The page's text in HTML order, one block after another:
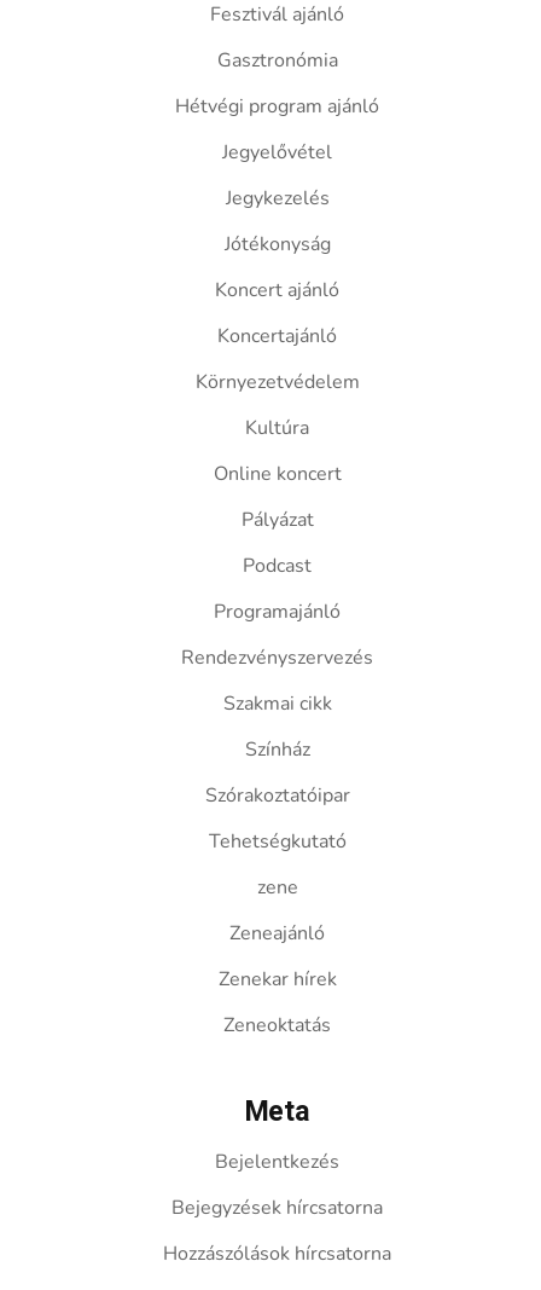
Fesztivál ajánló
Gasztronómia
Hétvégi program ajánló
Jegyelővétel
Jegykezelés
Jótékonyság
Koncert ajánló
Koncertajánló
Környezetvédelem
Kultúra
Online koncert
Pályázat
Podcast
Programajánló
Rendezvényszervezés
Szakmai cikk
Színház
Szórakoztatóipar
Tehetségkutató
zene
Zeneajánló
Zenekar hírek
Zeneoktatás
Meta
Bejelentkezés
Bejegyzések hírcsatorna
Hozzászólások hírcsatorna